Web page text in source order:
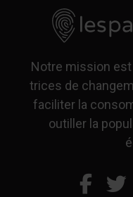
Notre mission
trices de
faciliter la
outiller la
Ce